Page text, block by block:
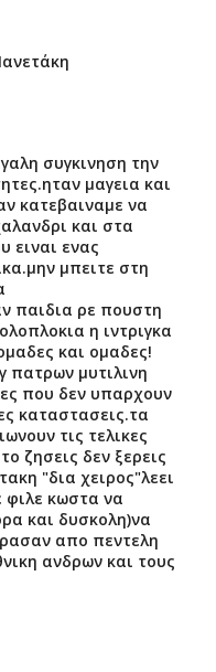
συγκινηση την
μαγεια και
κατεβαιναμε να
και στα
ειναι ενας
μπειτε στη
παιδια ρε πουστη
η ιντριγκα
και ομαδες!
πατρων μυτιλινη
που δεν υπαρχουν
καταστασεις.τα
τις τελικες
ζησεις δεν ξερεις
"δια χειρος"λεει
φιλε κωστα να
και δυσκολη)να
απο πεντελη
ανδρων και τους